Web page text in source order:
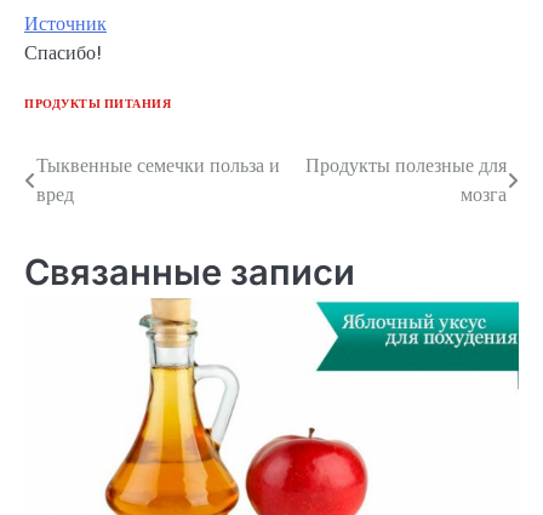
Источник
Спасибо!
ПРОДУКТЫ ПИТАНИЯ
Навигация
по
записям
Тыквенные семечки польза и
вред
Продукты полезные для
мозга
Связанные записи